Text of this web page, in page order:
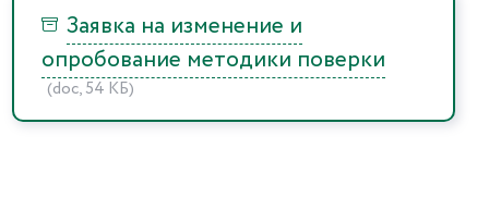
Заявка на изменение и
опробование методики поверки
(doc, 54 КБ)